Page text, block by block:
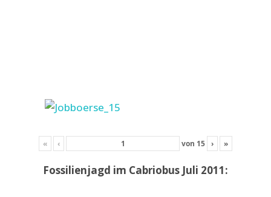
« ‹ von 15 › »
Fossilienjagd im Cabriobus Juli 2011: